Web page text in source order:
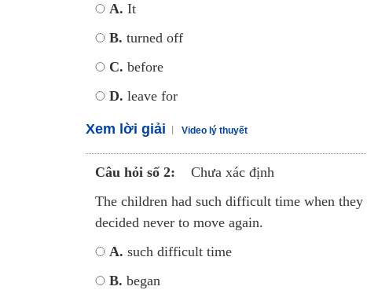
A. It
B. turned off
C. before
D. leave for
Xem lời giải Video lý thuyết
Câu hỏi số 2:
Chưa xác định
The children had such difficult time when
decided never to move again.
A. such difficult time
B. began